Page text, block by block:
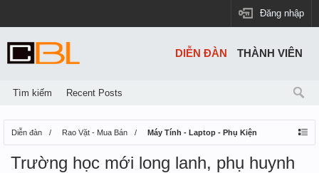
Đăng nhập
Diễn đàn Rao Vặt - Mua Bán Máy Tính - Laptop - Phụ Kiện
Trường học mới long lanh, phụ huynh
DIỄN ĐÀN
Tìm kiếm Recent Posts
THÀNH VIÊN